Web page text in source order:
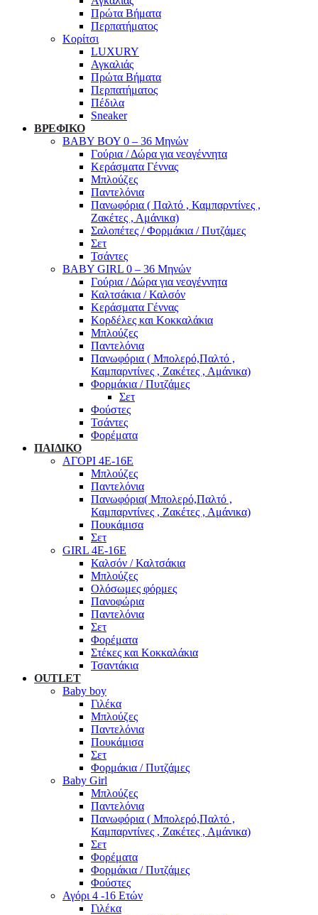
Πρώτα Βήματα
Περπατήματος
Κορίτσι
LUXURY
Αγκαλιάς
Πρώτα Βήματα
Περπατήματος
Πέδιλα
Sneaker
ΒΡΕΦΙΚΟ
ΒΑΒΥ ΒΟΥ 0 – 36 Μηνών
Γούρια / Δώρα για νεογέννητα
Κεράσματα Γέννας
Μπλούζες
Παντελόνια
Πανωφόρια ( Παλτό , Καμπαρντίνες ,
Ζακέτες , Αμάνικα)
Σαλοπέτες / Φορμάκια / Πυτζάμες
Σετ
Τσάντες
BABY GIRL 0 – 36 Μηνών
Γούρια / Δώρα για νεογέννητα
Καλτσάκια / Καλσόν
Κεράσματα Γέννας
Κορδέλες και Κοκκαλάκια
Μπλούζες
Παντελόνια
Πανωφόρια ( Μπολερό,Παλτό ,
Καμπαρντίνες , Ζακέτες , Αμάνικα)
Φορμάκια / Πυτζάμες
Σετ
Φούστες
Τσάντες
Φορέματα
ΠΑΙΔΙΚΟ
ΑΓΟΡΙ 4Ε-16Ε
Μπλούζες
Παντελόνια
Πανωφόρια( Μπολερό,Παλτό ,
Καμπαρντίνες , Ζακέτες , Αμάνικα)
Πουκάμισα
Σετ
GIRL 4Ε-16Ε
Καλσόν / Καλτσάκια
Μπλούζες
Ολόσωμες φόρμες
Πανοφώρια
Παντελόνια
Σετ
Φορέματα
Στέκες και Κοκκαλάκια
Τσαντάκια
OUTLET
Baby boy
Γιλέκα
Μπλούζες
Παντελόνια
Πουκάμισα
Σετ
Φορμάκια / Πυτζάμες
Baby Girl
Μπλούζες
Παντελόνια
Πανωφόρια ( Μπολερό,Παλτό ,
Καμπαρντίνες , Ζακέτες , Αμάνικα)
Σετ
Φορέματα
Φορμάκια / Πυτζάμες
Φούστες
Αγόρι 4 -16 Ετών
Γιλέκα